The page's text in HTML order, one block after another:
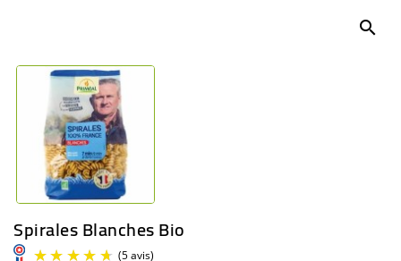
search
Spirales Blanches Bio